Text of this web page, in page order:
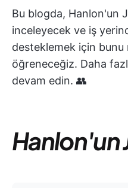
Bu blogda, Hanlon'un
inceleyecek ve iş
desteklemek için bunu
öğreneceğiz. Daha
devam edin. 👥
Hanlon'un